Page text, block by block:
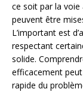
ce soit par la voie
peuvent être
L’important est
respectant
solide.
efficacement
rapide du